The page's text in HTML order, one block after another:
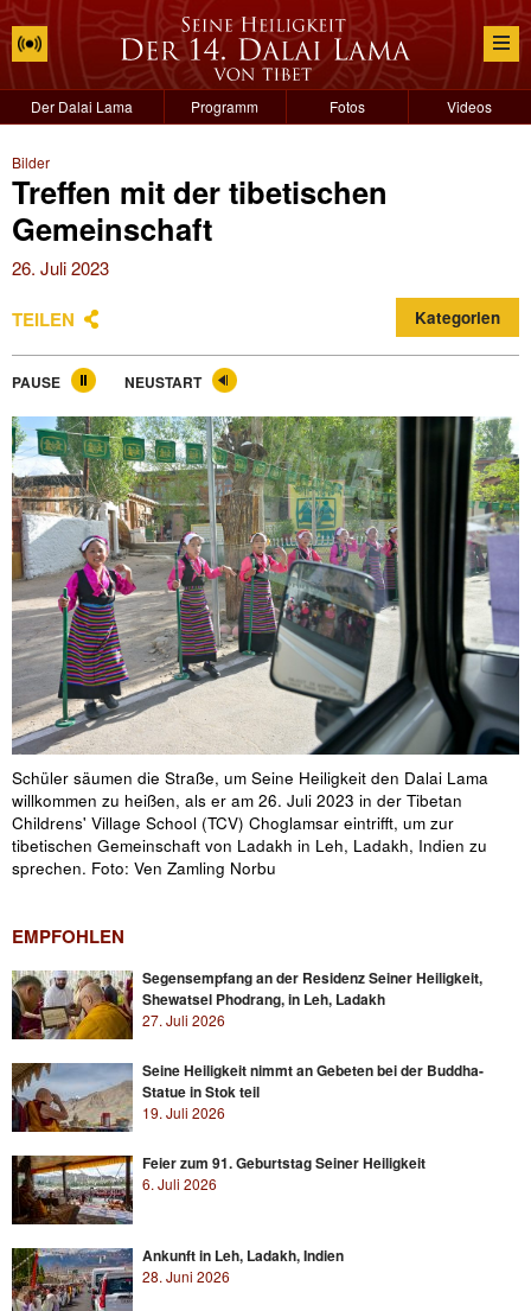
Der Dalai Lama Programm Fotos Videos
Bilder
Treffen mit der tibetischen
Gemeinschaft
26. Juli 2023
TEILEN Kategorien
PAUSE NEUSTART
Schüler säumen die Straße, um Seine Heiligkeit den Dalai Lama
willkommen zu heißen, als er am 26. Juli 2023 in der Tibetan
Childrens' Village School (TCV) Choglamsar eintrifft, um zur
tibetischen Gemeinschaft von Ladakh in Leh, Ladakh, Indien zu
sprechen. Foto: Ven Zamling Norbu
EMPFOHLEN
Segensempfang an der Residenz Seiner Heiligkeit,
Shewatsel Phodrang, in Leh, Ladakh
27. Juli 2026
Seine Heiligkeit nimmt an Gebeten bei der Buddha-
Statue in Stok teil
19. Juli 2026
Feier zum 91. Geburtstag Seiner Heiligkeit
6. Juli 2026
Ankunft in Leh, Ladakh, Indien
28. Juni 2026